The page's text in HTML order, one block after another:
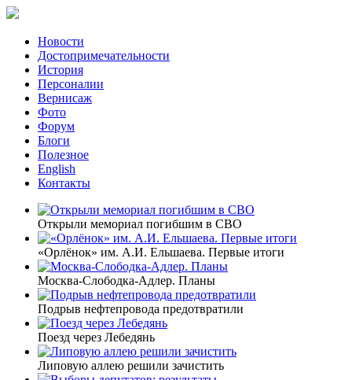
Новости
Достопримечательности
История
Персоналии
Вернисаж
Фото
Форум
Блоги
Полезное
English
Контакты
Открыли мемориал погибшим в СВО
«Орлёнок» им. А.И. Ельшаева. Первые итоги
Москва-Слободка-Адлер. Планы
Подрыв нефтепровода предотвратили
Поезд через Лебедянь
Липовую аллею решили зачистить